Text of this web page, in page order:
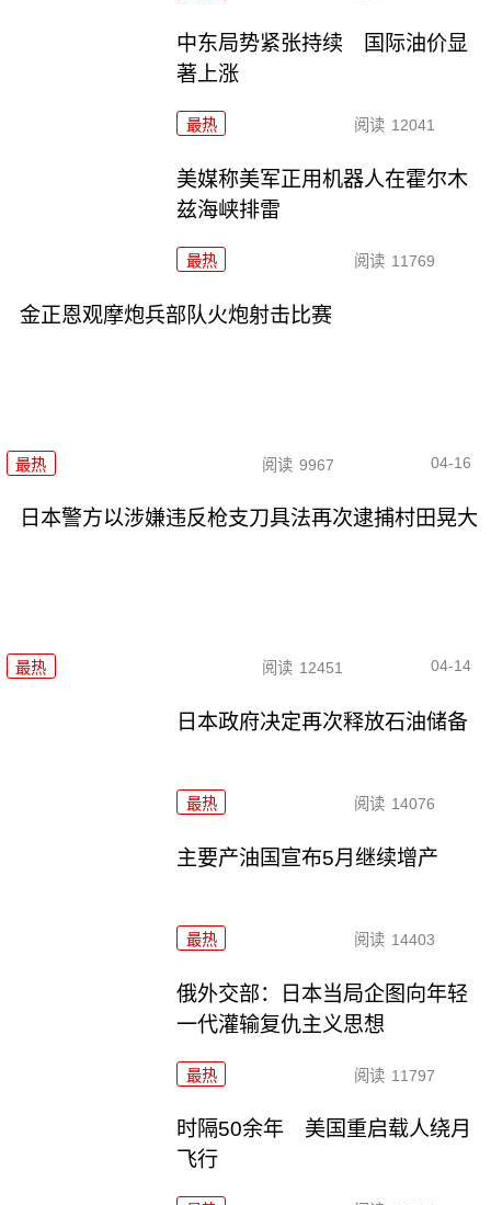
中东局势紧张持续 国际油价显
著上涨
最热 阅读 12041
美媒称美军正用机器人在霍尔木
兹海峡排雷
最热 阅读 11769
金正恩观摩炮兵部队火炮射击比赛
最热 阅读 9967 04-16
日本警方以涉嫌违反枪支刀具法再次逮捕村田晃大
最热 阅读 12451 04-14
日本政府决定再次释放石油储备
最热 阅读 14076
主要产油国宣布5月继续增产
最热 阅读 14403
俄外交部：日本当局企图向年轻
一代灌输复仇主义思想
最热 阅读 11797
时隔50余年 美国重启载人绕月
飞行